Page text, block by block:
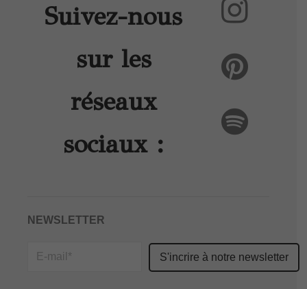
Suivez-nous
sur les
réseaux
sociaux :
NEWSLETTER
Please
leave